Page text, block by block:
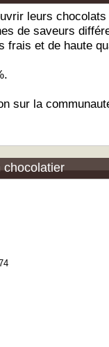
leurs chocolats
de saveurs
frais et de haute
sur la
chocolatier